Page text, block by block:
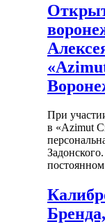
При
в «Azimut